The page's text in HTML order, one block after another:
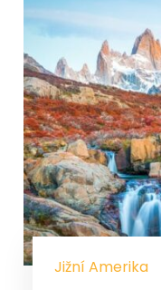
Jižní Amerika